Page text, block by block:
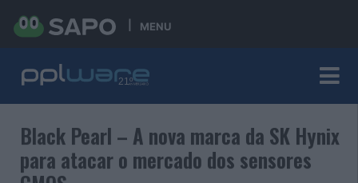
MENU
Black Pearl – A nova marca da SK Hynix
para atacar o mercado dos sensores